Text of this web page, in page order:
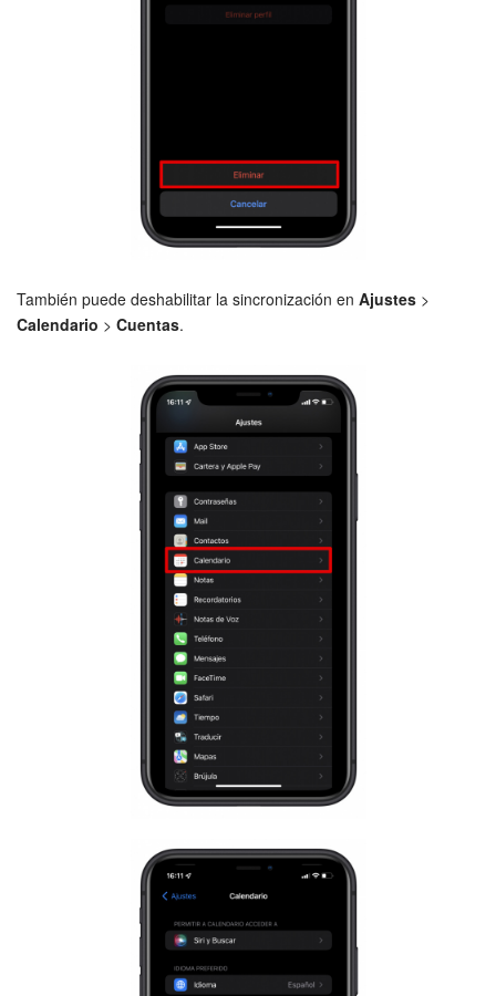
También puede deshabilitar la sincronización en Ajustes >
Calendario > Cuentas.